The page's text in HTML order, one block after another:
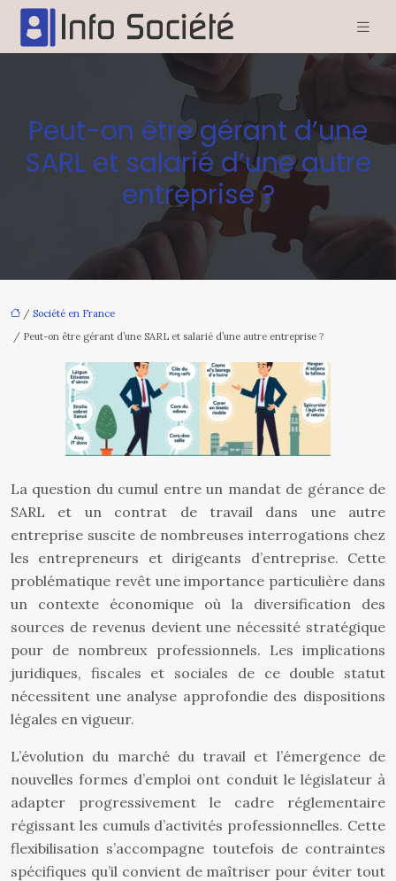
Peut-on être gérant d’une
SARL et salarié d’une autre
entreprise ?
/ Société en France
/ Peut-on être gérant d’une SARL et salarié d’une autre entreprise ?
La question du cumul entre un mandat de gérance de
SARL et un contrat de travail dans une autre
entreprise suscite de nombreuses interrogations chez
les entrepreneurs et dirigeants d’entreprise. Cette
problématique revêt une importance particulière dans
un contexte économique où la diversification des
sources de revenus devient une nécessité stratégique
pour de nombreux professionnels. Les implications
juridiques, fiscales et sociales de ce double statut
nécessitent une analyse approfondie des dispositions
légales en vigueur.
L’évolution du marché du travail et l’émergence de
nouvelles formes d’emploi ont conduit le législateur à
adapter progressivement le cadre réglementaire
régissant les cumuls d’activités professionnelles. Cette
flexibilisation s’accompagne toutefois de contraintes
spécifiques qu’il convient de maîtriser pour éviter tout